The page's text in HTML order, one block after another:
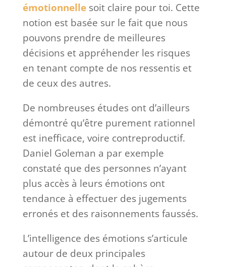
émotionnellesoit claire pour toi. Cette
notion est basée sur le fait que nous
pouvons prendre de meilleures
décisions et appréhender les risques
en tenant compte de nos ressentis et
de ceux des autres.
De nombreuses études ont d’ailleurs
démontré qu’être purement rationnel
est inefficace, voire contreproductif.
Daniel Goleman a par exemple
constaté que des personnes n’ayant
plus accès à leurs émotions ont
tendance à effectuer des jugements
erronés et des raisonnements faussés.
L’intelligence des émotions s’articule
autour de deux principales